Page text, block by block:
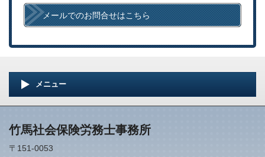
メールでのお問合せはこちら
メニュー
竹馬社会保険労務士事務所
〒151-0053